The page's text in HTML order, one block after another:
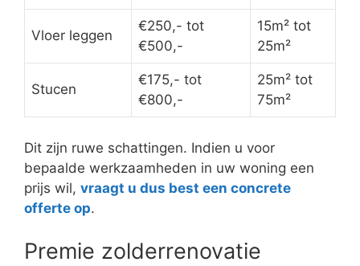
Vloer leggen
€250,- tot
€500,-
15m² tot
25m²
Stucen
€175,- tot
€800,-
25m² tot
75m²
Dit zijn ruwe schattingen. Indien u voor
bepaalde werkzaamheden in uw woning een
prijs wil, vraagt u dus best een concrete
offerte op.
Premie zolderrenovatie